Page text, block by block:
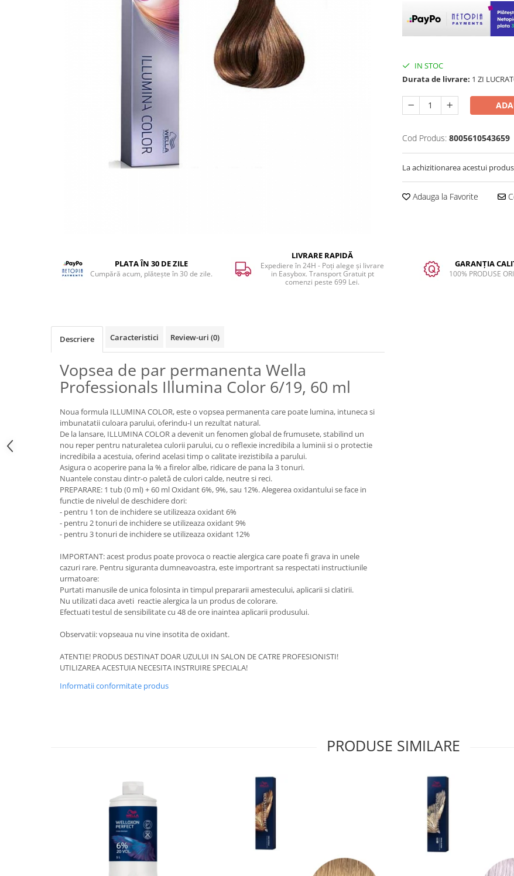
IN STOC
Durata de livrare: 1 ZI
Cod Produs: 8005610543659
La achizitionarea acestui
Adauga la Favorite
PLATA ÎN 30 DE ZILE
Cumpără acum, plătește în 30 de zile.
LIVRARE RAPIDĂ
Expediere în 24H - Poți alege și livrare
in Easybox. Transport Gratuit pt
comenzi peste 699 Lei.
GARANȚIA
100% PRODUSE
Descriere Caracteristici Review-uri (0)
Vopsea de par permanenta Wella
Professionals Illumina Color 6/19, 60 ml
Noua formula ILLUMINA COLOR, este o vopsea permanenta care poate lumina, intuneca si
imbunatatii culoara parului, oferindu-I un rezultat natural.
De la lansare, ILLUMINA COLOR a devenit un fenomen global de frumusete, stabilind un
nou reper pentru naturaletea culorii parului, cu o reflexie incredibila a luminii si o protectie
incredibila a acestuia, oferind acelasi timp o calitate irezistibila a parului.
Asigura o acoperire pana la % a firelor albe, ridicare de pana la 3 tonuri.
Nuantele constau dintr-o paletă de culori calde, neutre si reci.
PREPARARE: 1 tub (0 ml) + 60 ml Oxidant 6%, 9%, sau 12%. Alegerea oxidantului se face in
functie de nivelul de deschidere dori:
- pentru 1 ton de inchidere se utilizeaza oxidant 6%
- pentru 2 tonuri de inchidere se utilizeaza oxidant 9%
- pentru 3 tonuri de inchidere se utilizeaza oxidant 12%
IMPORTANT: acest produs poate provoca o reactie alergica care poate fi grava in unele
cazuri rare. Pentru siguranta dumneavoastra, este importrant sa respectati instructiunile
urmatoare:
Purtati manusile de unica folosinta in timpul prepararii amestecului, aplicarii si clatirii.
Nu utilizati daca aveti reactie alergica la un produs de colorare.
Efectuati testul de sensibilitate cu 48 de ore inaintea aplicarii produsului.
Observatii: vopseaua nu vine insotita de oxidant.
ATENTIE! PRODUS DESTINAT DOAR UZULUI IN SALON DE CATRE PROFESIONISTI!
UTILIZAREA ACESTUIA NECESITA INSTRUIRE SPECIALA!
Informatii conformitate produs
PRODUSE SIMILARE